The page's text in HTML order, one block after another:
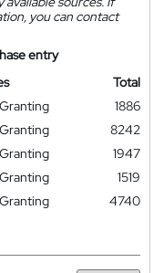
you can contact
entry
Total
1886
8242
1947
1519
4740